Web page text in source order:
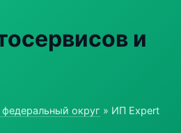
и
округ » ИП Expert